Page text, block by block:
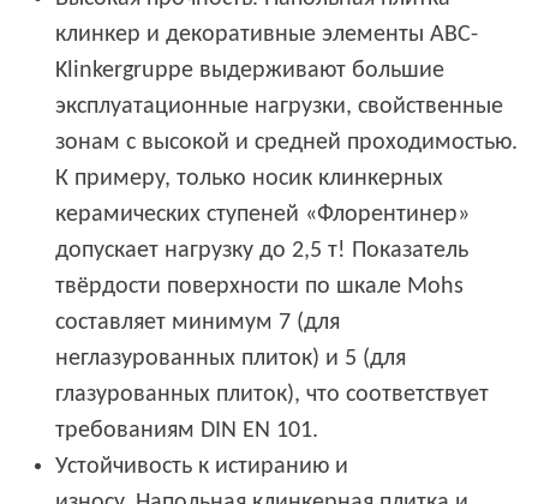
клинкер и декоративные элементы ABC-
Klinkergruppe выдерживают большие
эксплуатационные нагрузки, свойственные
зонам с высокой и средней проходимостью.
К примеру, только носик клинкерных
керамических ступеней «Флорентинер»
допускает нагрузку до 2,5 т! Показатель
твёрдости поверхности по шкале Mohs
составляет минимум 7 (для
неглазурованных плиток) и 5 (для
глазурованных плиток), что соответствует
требованиям DIN EN 101.
Устойчивость к истиранию и